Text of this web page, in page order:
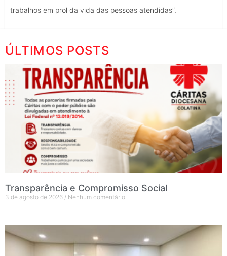
trabalhos em prol da vida das pessoas atendidas”.
ÚLTIMOS POSTS
Transparência e Compromisso Social
3 de agosto de 2026 Nenhum comentário